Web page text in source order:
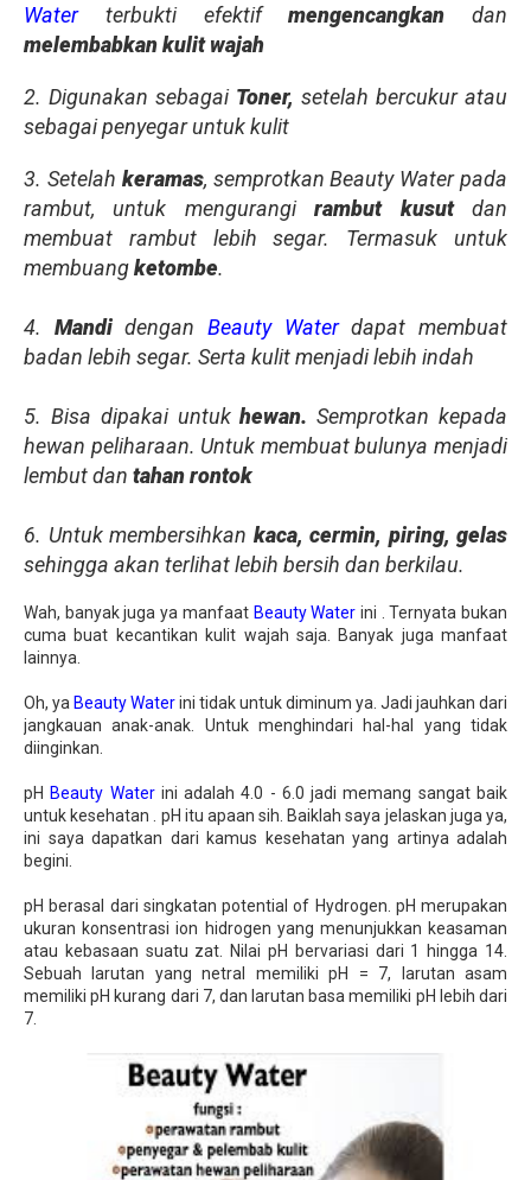
Waterterbukti efektifmengencangkan dan
melembabkan kulit wajah
2. Digunakan sebagai Toner, setelah bercukur atau
sebagai penyegar untuk kulit
3. Setelah keramas, semprotkan Beauty Water pada
rambut, untuk mengurangirambut kusutdan
membuat rambut lebih segar. Termasuk untuk
membuangketombe.
4. MandidenganBeauty Waterdapat membuat
badan lebih segar. Serta kulit menjadi lebih indah
5. Bisa dipakai untukhewan. Semprotkan kepada
hewan peliharaan. Untuk membuat bulunya menjadi
lembut dan tahan rontok
6. Untuk membersihkan kaca, cermin, piring, gelas
sehingga akan terlihat lebih bersih dan berkilau.
Wah, banyak juga ya manfaat Beauty Water ini . Ternyata bukan
cuma buat kecantikan kulit wajah saja. Banyak juga manfaat
lainnya.
Oh, ya Beauty Waterini tidak untuk diminum ya. Jadi jauhkan dari
jangkauan anak-anak. Untuk menghindari hal-hal yang tidak
diinginkan.
pHBeauty Water ini adalah 4.0 - 6.0 jadi memang sangat baik
untuk kesehatan . pH itu apaan sih. Baiklah saya jelaskan juga ya,
ini saya dapatkan dari kamus kesehatan yang artinya adalah
begini.
pH berasal dari singkatan potential of Hydrogen. pH merupakan
ukuran konsentrasi ion hidrogen yang menunjukkan keasaman
atau kebasaan suatu zat. Nilai pH bervariasi dari 1 hingga 14.
Sebuah larutan yang netral memiliki pH = 7, larutan asam
memiliki pH kurang dari 7, dan larutan basa memiliki pH lebih dari
7.